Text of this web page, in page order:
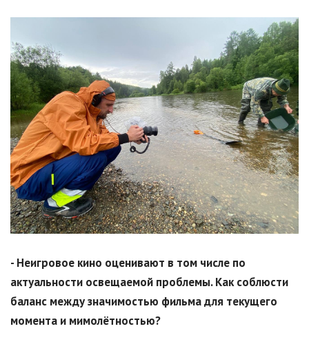
- Неигровое кино оценивают в том числе по
актуальности освещаемой проблемы. Как соблюсти
баланс между значимостью фильма для текущего
момента и мимолётностью?